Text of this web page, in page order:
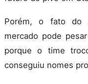
Porém, o fato do
mercado pode
porque o time
conseguiu nomes